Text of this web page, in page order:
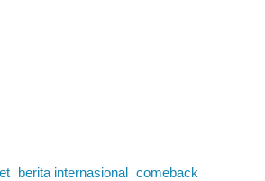
berita internasional comeback